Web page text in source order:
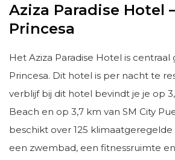
Aziza Paradise Hotel
Princesa
Het Aziza Paradise Hotel is
Princesa. Dit hotel is per nacht te
verblijf bij dit hotel bevindt je je op
Beach en op 3,7 km van SM City
beschikt over 125 klimaatgeregelde
een zwembad, een fitnessruimte